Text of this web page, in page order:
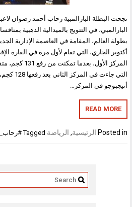
نجحت البطلة البارالمبية رحاب أحمد رضوان
أكتوبر الجاري، التي تقام لأول مرة في القارة
المركز الأول،
التي جاءت
أنيجبوجو في المركز…
READ MORE
Posted in الرئيسية, الرياضة Tagged